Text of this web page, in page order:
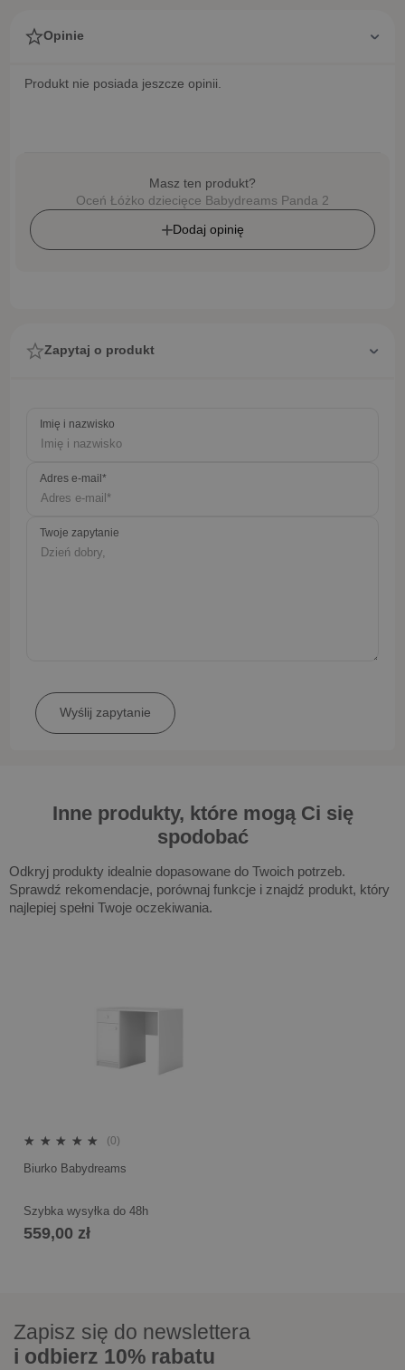
Opinie
Produkt nie posiada jeszcze opinii.
Masz ten produkt?
Oceń Łóżko dziecięce Babydreams Panda 2
Dodaj opinię
Zapytaj o produkt
Imię i nazwisko
Adres e-mail*
Twoje zapytanie
Inne produkty, które mogą Ci się
spodobać
Odkryj produkty idealnie dopasowane do Twoich potrzeb.
Sprawdź rekomendacje, porównaj funkcje i znajdź produkt, który
najlepiej spełni Twoje oczekiwania.
(0)
Biurko Babydreams
Szybka wysyłka do 48h
559,00 zł
Zapisz się do newslettera
i odbierz 10% rabatu